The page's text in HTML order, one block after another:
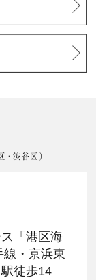
「港区海
線・京浜東
徒歩14